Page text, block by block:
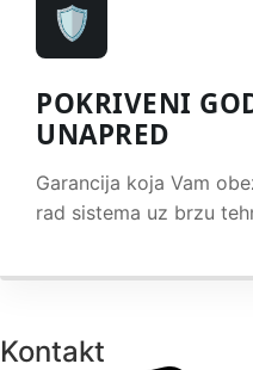
🛡️
POKRIVENI
UNAPRED
Garancija koja Vam
rad sistema uz brzu
Kontakt